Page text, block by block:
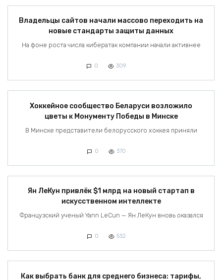
Владельцы сайтов начали массово переходить на
новые стандарты защиты данных
На фоне роста числа кибератак компании начали активнее
0 309
Хоккейное сообщество Беларуси возложило
цветы к Монументу Победы в Минске
В Минске представители белорусского хоккея приняли
0 370
Ян ЛеКун привлёк $1 млрд на новый стартап в
искусственном интеллекте
Французский ученый Yann LeCun — Ян ЛеКун вновь оказался
0 532
Как выбрать банк для среднего бизнеса: тарифы,